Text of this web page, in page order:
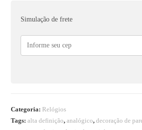
Simulação de frete
Categoria: Relógios
Tags:alta definição,analógico,decoração de